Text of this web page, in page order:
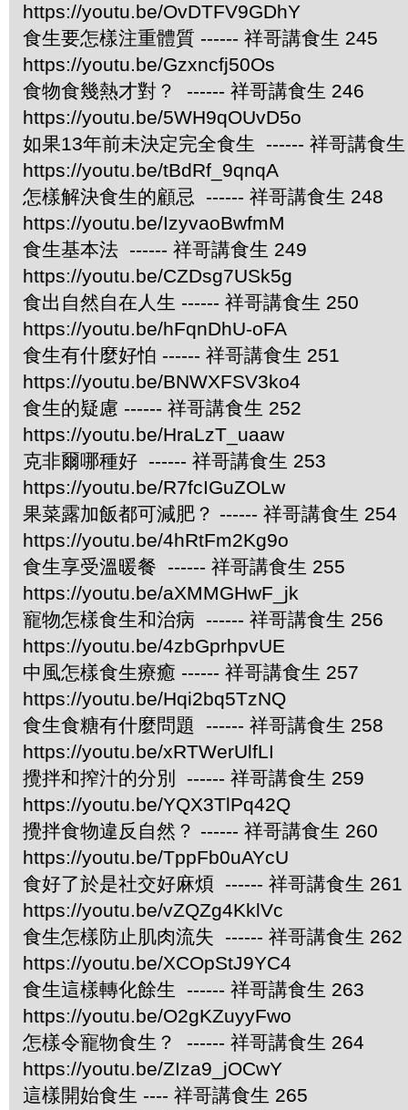
https://youtu.be/OvDTFV9GDhY
食生要怎樣注重體質 ------ 祥哥講食生 245
https://youtu.be/Gzxncfj50Os
食物食幾熱才對？ ------ 祥哥講食生 246
https://youtu.be/5WH9qOUvD5o
如果13年前未決定完全食生 ------ 祥哥講食
https://youtu.be/tBdRf_9qnqA
怎樣解決食生的顧忌 ------ 祥哥講食生 248
https://youtu.be/IzyvaoBwfmM
食生基本法 ------ 祥哥講食生 249
https://youtu.be/CZDsg7USk5g
食出自然自在人生 ------ 祥哥講食生 250
https://youtu.be/hFqnDhU-oFA
食生有什麼好怕 ------ 祥哥講食生 251
https://youtu.be/BNWXFSV3ko4
食生的疑慮 ------ 祥哥講食生 252
https://youtu.be/HraLzT_uaaw
克非爾哪種好 ------ 祥哥講食生 253
https://youtu.be/R7fcIGuZOLw
果菜露加飯都可減肥？ ------ 祥哥講食生 254
https://youtu.be/4hRtFm2Kg9o
食生享受溫暖餐 ------ 祥哥講食生 255
https://youtu.be/aXMMGHwF_jk
寵物怎樣食生和治病 ------ 祥哥講食生 256
https://youtu.be/4zbGprhpvUE
中風怎樣食生療癒 ------ 祥哥講食生 257
https://youtu.be/Hqi2bq5TzNQ
食生食糖有什麼問題 ------ 祥哥講食生 258
https://youtu.be/xRTWerUlfLI
攪拌和搾汁的分別 ------ 祥哥講食生 259
https://youtu.be/YQX3TlPq42Q
攪拌食物違反自然？ ------ 祥哥講食生 260
https://youtu.be/TppFb0uAYcU
食好了於是社交好麻煩 ------ 祥哥講食生 261
https://youtu.be/vZQZg4KklVc
食生怎樣防止肌肉流失 ------ 祥哥講食生 262
https://youtu.be/XCOpStJ9YC4
食生這樣轉化餘生 ------ 祥哥講食生 263
https://youtu.be/O2gKZuyyFwo
怎樣令寵物食生？ ------ 祥哥講食生 264
https://youtu.be/ZIza9_jOCwY
這樣開始食生 ---- 祥哥講食生 265